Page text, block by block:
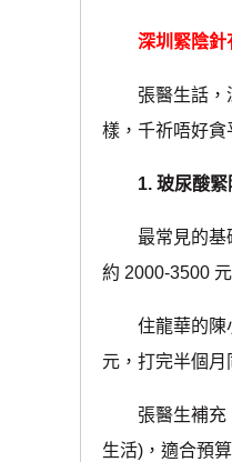
深圳緊陰針
張醫生話，深
樣，千祈唔好貪
1. 玻尿酸
最常見的基礎
約 2000-3500
住龍華的陳小
元，打完半個月
張醫生補充，
生活)，適合預